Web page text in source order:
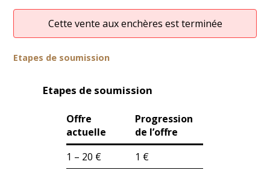
Cette vente aux enchères est terminée
Etapes de soumission
Etapes de soumission
Offre
actuelle
Progression
de l’offre
1 – 20 €
1 €